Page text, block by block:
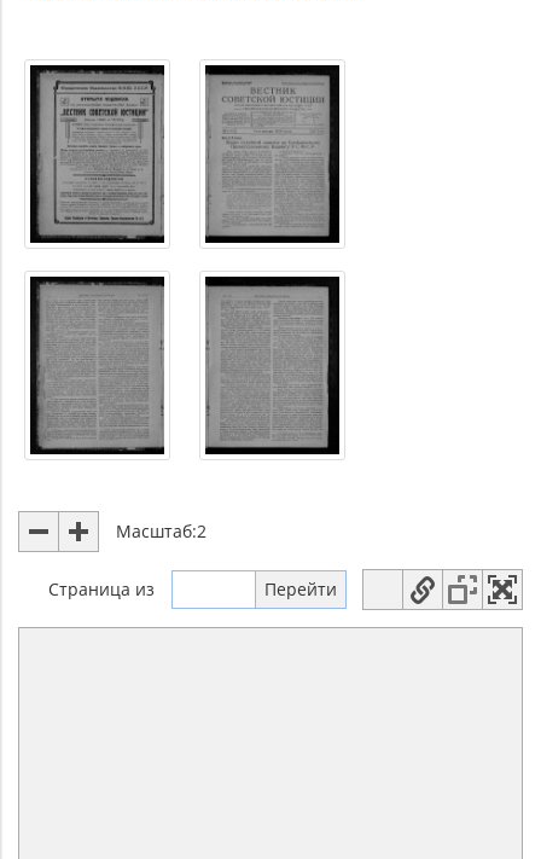
Масштаб:2
Страница из